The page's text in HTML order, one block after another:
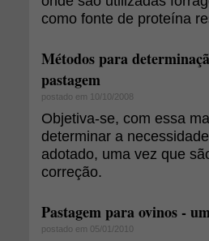
como fonte de proteína
Métodos para
pastagem
postado em 10/10/2008
Objetiva-se, com essa
determinar a
adotado, uma vez que
correção.
Pastagem para ovinos -
postado em 05/01/2010